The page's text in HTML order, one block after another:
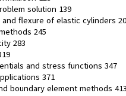
solution 139
flexure of elastic cylinders
245
283
and stress functions 347
371
boundary element methods